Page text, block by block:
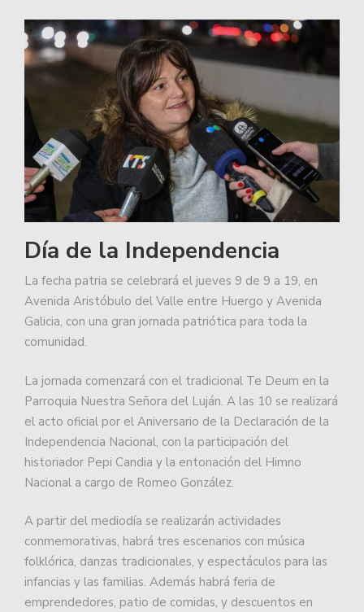
Día de la Independencia
La fecha patria se celebrará el jueves 9 de 9 a 19, en
Avenida Aristóbulo del Valle entre Huergo y Avenida
Galicia, con una gran jornada patriótica para toda la
comunidad.
La jornada comenzará con el tradicional Te Deum en la
Parroquia Nuestra Señora del Luján. A las 10 se realizará
el acto oficial por el Aniversario de la Declaración de la
Independencia Nacional, con la participación del
historiador Pepi Candia y la entonación del Himno
Nacional a cargo de Romeo González.
A partir del mediodía se realizarán actividades
conmemorativas, habrá tres escenarios con música
folklórica, danzas tradicionales, y espectáculos para las
infancias y las familias. Además habrá feria de
emprendedores, patio de comidas, y descuentos en